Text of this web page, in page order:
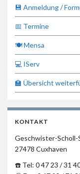
💾 Anmeldung /
📅 Termine
🍽 Mensa
💻 IServ
🏫 Übersicht
KONTAKT
Geschwister-Scholl-
27478 Cuxhaven
☎️ Tel: 0 47 23 / 31